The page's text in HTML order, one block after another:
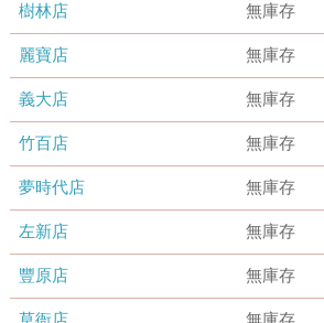
樹林店 無庫存
麗寶店 無庫存
義大店 無庫存
竹百店 無庫存
夢時代店 無庫存
左新店 無庫存
豐原店 無庫存